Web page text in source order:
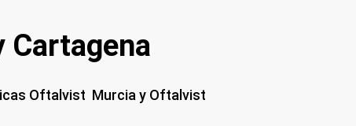
Cartagena
Oftalvist Murcia y Oftalvist